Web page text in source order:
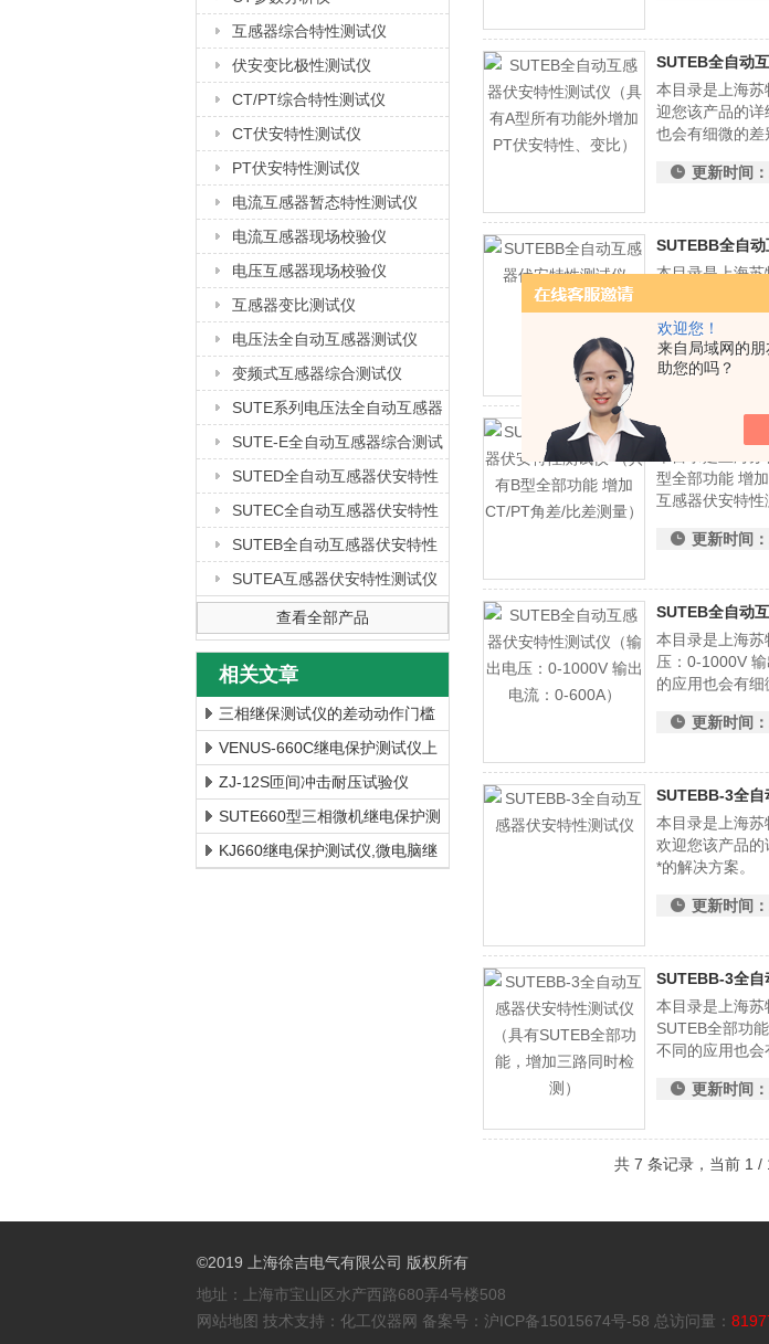
欢迎您！
来自局域网的
助您的吗？
互感器综合特性测试仪
伏安变比极性测试仪
CT/PT综合特性测试仪
CT伏安特性测试仪
PT伏安特性测试仪
电流互感器暂态特性测试仪
电流互感器现场校验仪
电压互感器现场校验仪
互感器变比测试仪
电压法全自动互感器测试仪
变频式互感器综合测试仪
SUTE系列电压法全自动互感器
综合测试仪
SUTE-E全自动互感器综合测试
仪
SUTED全自动互感器伏安特性
测试仪
SUTEC全自动互感器伏安特性
测试仪
SUTEB全自动互感器伏安特性
测试仪
SUTEA互感器伏安特性测试仪
查看全部产品
相关文章
三相继保测试仪的差动动作门槛
实验简述
VENUS-660C继电保护测试仪上
海徐吉电气
ZJ-12S匝间冲击耐压试验仪
SUTE660型三相微机继电保护测
试仪 继电保护试验箱新型
KJ660继电保护测试仪,微电脑继
SUTEB全自动
本目录是上海
迎您该产品的
也会有细微的差
更新时间：
SUTEBB全自
本目录是上海苏
欢迎您该产品
供*的解决方案。
更新时间：
SUTEBB全自动
本目录是上海
型全部功能 增
互感器伏安特
更新时间：
SUTEB全自动
本目录是上海
压：0-1000V
的应用也会有细
更新时间：
SUTEBB-3全自
本目录是上海苏
欢迎您该产品
*的解决方案。
更新时间：
SUTEBB-3全自
本目录是上海
SUTEB全部功
不同的应用也会
更新时间：
共 7 条记录，当前 1
©2019 上海徐吉电气有限公司 版权所有
地址：上海市宝山区水产西路680弄4号楼508
网站地图 技术支持： 化工仪器网 备案号： 沪ICP备15015674号-58 总访问量：